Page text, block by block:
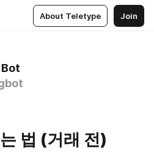
About Teletype Join
법 (거래 전)